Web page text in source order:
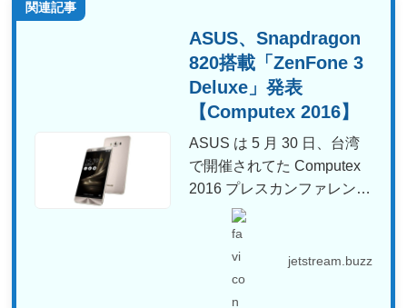
関連記事
ASUS、Snapdragon
820搭載「ZenFone 3
Deluxe」発表
【Computex 2016】
ASUS は 5 月 30 日、台湾
で開催されてた Computex
2016 プレスカンファレン
jetstream.buzz